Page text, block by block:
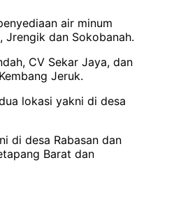
air minum
Jrengik dan Sokobanah.
CV Sekar Jaya, dan
Jeruk.
lokasi yakni di desa
di desa Rabasan dan
Barat dan